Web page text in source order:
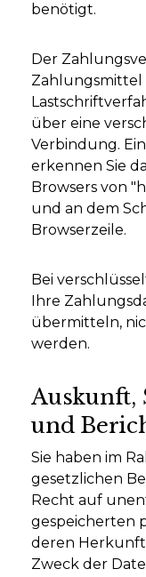
benötigt.
Der
Zahlungsmittel
über eine
Verbindung.
erkennen Sie
Browsers von
und an dem
Browserzeile.
Bei
Ihre
übermitteln,
werden.
Auskunft,
und
Sie haben im
gesetzlichen
Recht auf
gespeicherten
deren
Zweck der